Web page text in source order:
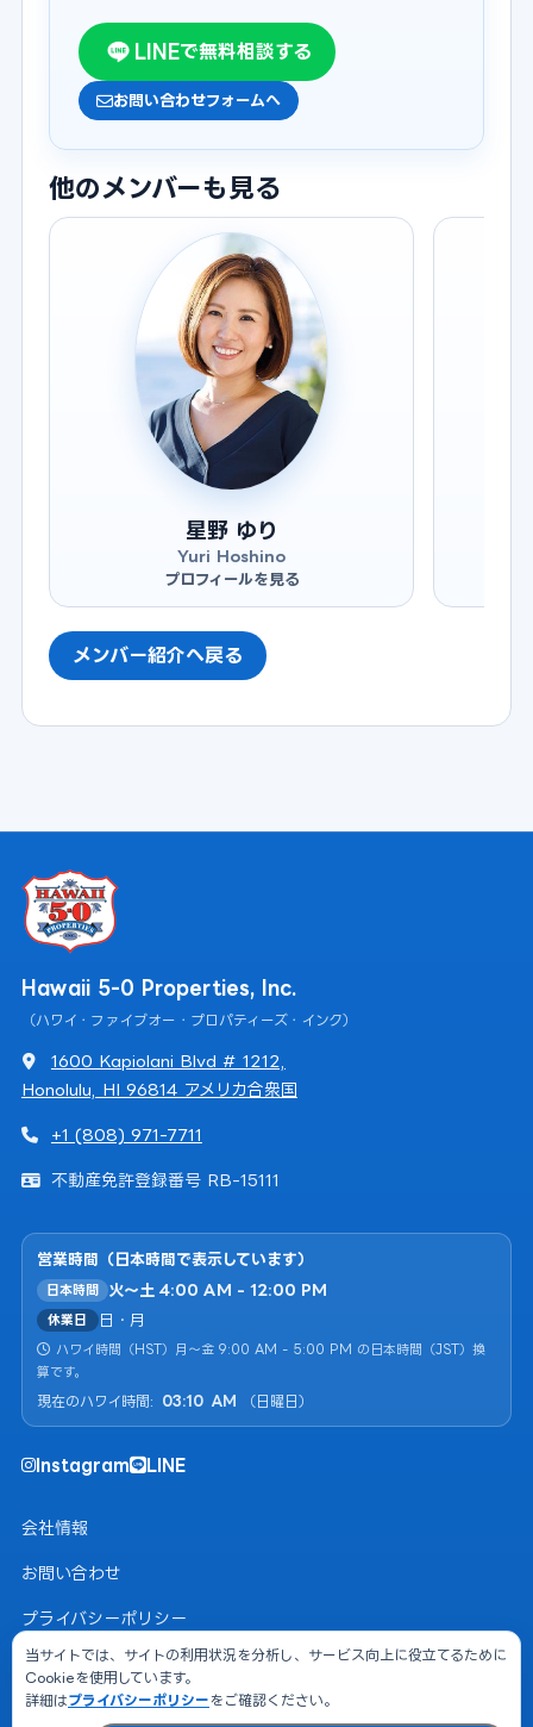
LINEで無料相談する
お問い合わせフォームへ
他のメンバーも見る
星野 ゆり
Yuri Hoshino
プロフィールを見る
メンバー紹介へ戻る
Hawaii 5-0 Properties, Inc.
（ハワイ・ファイブオー・プロパティーズ・インク）
1600 Kapiolani Blvd # 1212,
Honolulu, HI 96814 アメリカ合衆国
+1 (808) 971-7711
不動産免許登録番号 RB-15111
営業時間（日本時間で表示しています）
日本時間 火〜土 4:00 AM - 12:00 PM
休業日 日・月
ハワイ時間（HST）月〜金 9:00 AM - 5:00 PM の日本時間（JST）換
算です。
現在のハワイ時間: 03:10 AM （日曜日）
Instagram LINE
会社情報
お問い合わせ
プライバシーポリシー
利用規約
サイトマップ
当サイトでは、サイトの利用状況を分析し、サービス向上に役立てるために
Cookieを使用しています。
詳細はプライバシーポリシー をご確認ください。